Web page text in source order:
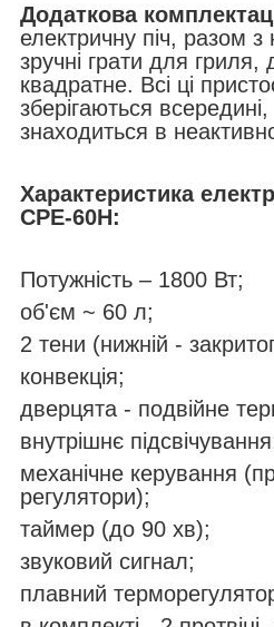
Додаткова
електричну піч, разом
зручні грати для гриля,
квадратне. Всі ці
зберігаються
знаходиться в
Характеристика
CPE-60H:
Потужність – 1800 Вт;
об'єм ~ 60 л;
2 тени (нижній -
конвекція;
дверцята - подвійне
внутрішнє
механічне керування
регулятори);
таймер (до 90 хв);
звуковий сигнал;
плавний